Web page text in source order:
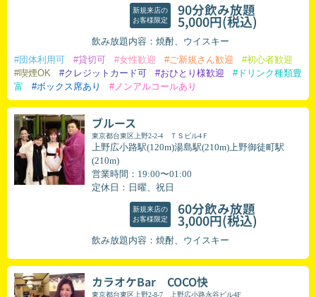
新規来店の
お客様限定
90分飲み放題
5,000円(税込)
飲み放題内容：焼酎、ウイスキー
#団体利用可 #貸切可 #女性歓迎 #ご新規さん歓迎
#初心者歓迎
#喫煙OK
#クレジットカード可 #おひとり様歓迎
#ドリンク種類豊
富
#ボックス席あり #ノンアルコールあり
ブルース
東京都台東区上野2-2-4 ＴＳビル4Ｆ
上野広小路駅(120m)湯島駅(210m)上野御徒町駅
(210m)
営業時間：19:00〜01:00
定休日：日曜、祝日
新規来店の
お客様限定
60分飲み放題
3,000円(税込)
飲み放題内容：焼酎、ウイスキー
カラオケBar COCO快
東京都台東区上野2-8-7 上野広小路永谷ビル4F